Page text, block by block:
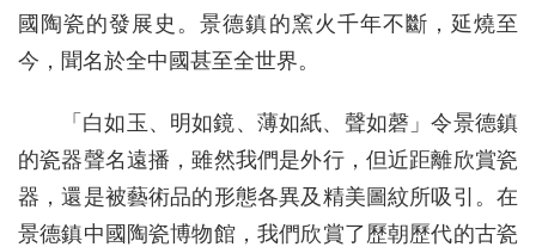
國陶瓷的發展史。景德鎮的窯火千年不斷，延燒至
今，聞名於全中國甚至全世界。
「白如玉、明如鏡、薄如紙、聲如磬」令景德鎮
的瓷器聲名遠播，雖然我們是外行，但近距離欣賞瓷
器，還是被藝術品的形態各異及精美圖紋所吸引。在
景德鎮中國陶瓷博物館，我們欣賞了歷朝歷代的古瓷